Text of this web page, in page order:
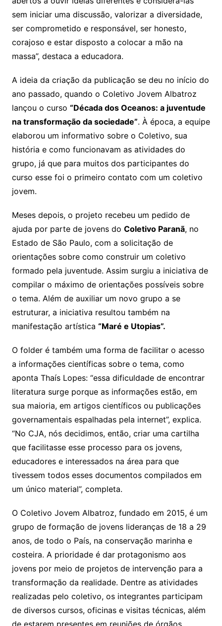
sem iniciar uma discussão, valorizar a diversidade,
ser comprometido e responsável, ser honesto,
corajoso e estar disposto a colocar a mão na
massa”, destaca a educadora.
A ideia da criação da publicação se deu no início do
ano passado, quando o Coletivo Jovem Albatroz
lançou o curso “Década dos Oceanos: a juventude
na transformação da sociedade”. À época, a equipe
elaborou um informativo sobre o Coletivo, sua
história e como funcionavam as atividades do
grupo, já que para muitos dos participantes do
curso esse foi o primeiro contato com um coletivo
jovem.
Meses depois, o projeto recebeu um pedido de
ajuda por parte de jovens do Coletivo Paranã, no
Estado de São Paulo, com a solicitação de
orientações sobre como construir um coletivo
formado pela juventude. Assim surgiu a iniciativa de
compilar o máximo de orientações possíveis sobre
o tema. Além de auxiliar um novo grupo a se
estruturar, a iniciativa resultou também na
manifestação artística “Maré e Utopias”.
O folder é também uma forma de facilitar o acesso
a informações científicas sobre o tema, como
aponta Thaís Lopes: “essa dificuldade de encontrar
literatura surge porque as informações estão, em
sua maioria, em artigos científicos ou publicações
governamentais espalhadas pela internet”, explica.
“No CJA, nós decidimos, então, criar uma cartilha
que facilitasse esse processo para os jovens,
educadores e interessados na área para que
tivessem todos esses documentos compilados em
um único material”, completa.
O Coletivo Jovem Albatroz, fundado em 2015, é um
grupo de formação de jovens lideranças de 18 a 29
anos, de todo o País, na conservação marinha e
costeira. A prioridade é dar protagonismo aos
jovens por meio de projetos de intervenção para a
transformação da realidade. Dentre as atividades
realizadas pelo coletivo, os integrantes participam
de diversos cursos, oficinas e visitas técnicas, além